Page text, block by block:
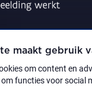
maakt gebruik
om content en
functies voor social